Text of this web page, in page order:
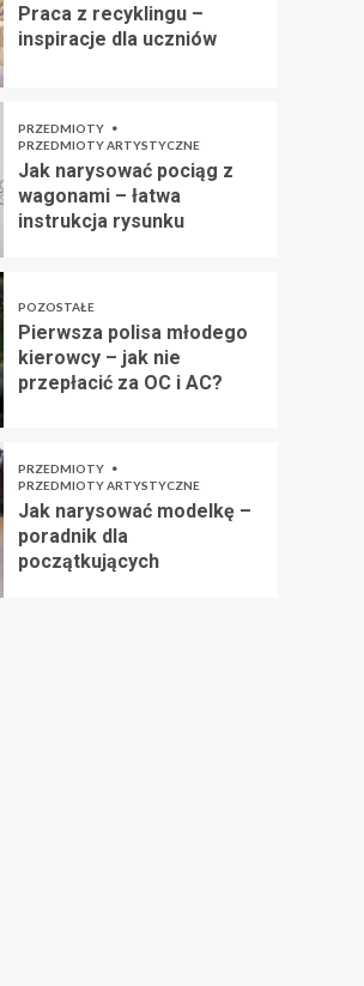
Praca z recyklingu –
inspiracje dla uczniów
PRZEDMIOTY
PRZEDMIOTY ARTYSTYCZNE
Jak narysować pociąg z
wagonami – łatwa
instrukcja rysunku
POZOSTAŁE
Pierwsza polisa młodego
kierowcy – jak nie
przepłacić za OC i AC?
PRZEDMIOTY
PRZEDMIOTY ARTYSTYCZNE
Jak narysować modelkę –
poradnik dla
początkujących